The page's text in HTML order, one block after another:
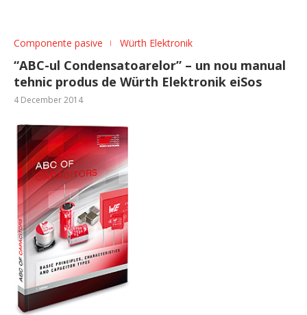
Componente pasive Würth Elektronik
“ABC-ul Condensatoarelor” – un nou manual
tehnic produs de Würth Elektronik eiSos
4 December 2014